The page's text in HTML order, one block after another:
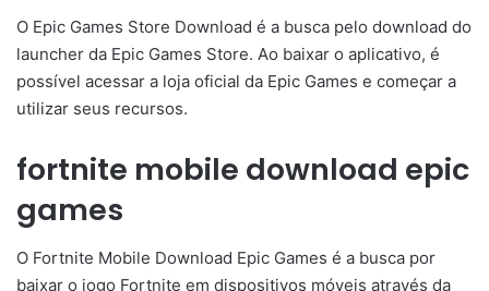
O Epic Games Store Download é a busca pelo download do
launcher da Epic Games Store. Ao baixar o aplicativo, é
possível acessar a loja oficial da Epic Games e começar a
utilizar seus recursos.
fortnite mobile download epic
games
O Fortnite Mobile Download Epic Games é a busca por
baixar o jogo Fortnite em dispositivos móveis através da